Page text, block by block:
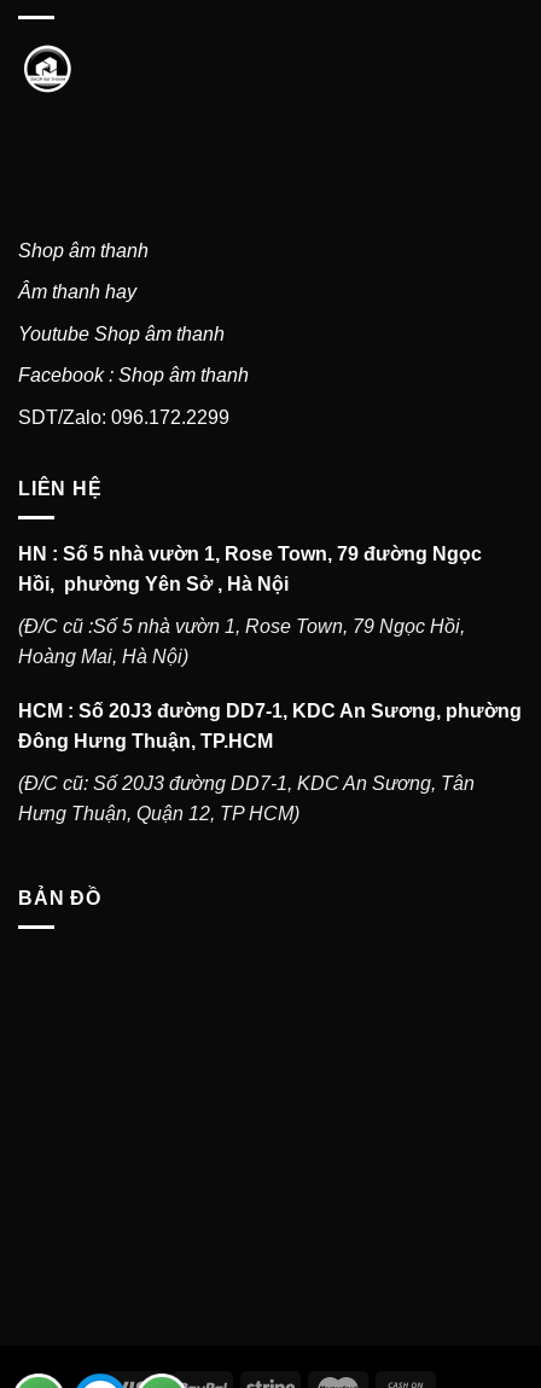
Shop âm thanh
Âm thanh hay
Youtube Shop âm thanh
Facebook : Shop âm thanh
SDT/Zalo: 096.172.2299
LIÊN HỆ
HN : Số 5 nhà vườn 1, Rose Town, 79 đường Ngọc
Hồi, phường Yên Sở , Hà Nội
(Đ/C cũ :Số 5 nhà vườn 1, Rose Town, 79 Ngọc Hồi,
Hoàng Mai, Hà Nội)
HCM : Số 20J3 đường DD7-1, KDC An Sương, phường
Đông Hưng Thuận, TP.HCM
(Đ/C cũ: Số 20J3 đường DD7-1, KDC An Sương, Tân
Hưng Thuận, Quận 12, TP HCM)
BẢN ĐỒ